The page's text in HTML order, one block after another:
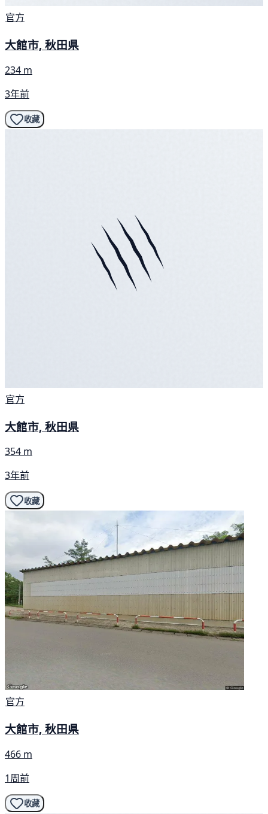
官方
大館市, 秋田県
234 m
3年前
收藏
官方
大館市, 秋田県
354 m
3年前
收藏
官方
大館市, 秋田県
466 m
1周前
收藏